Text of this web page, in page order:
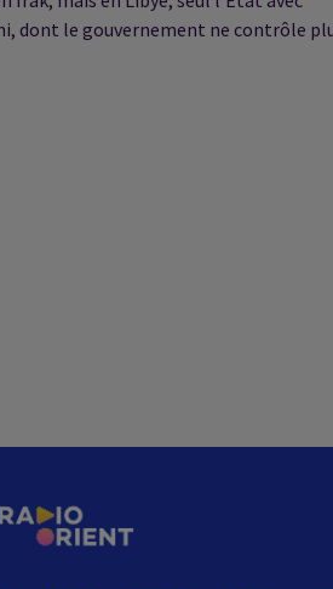
dont le gouvernement ne contrôle